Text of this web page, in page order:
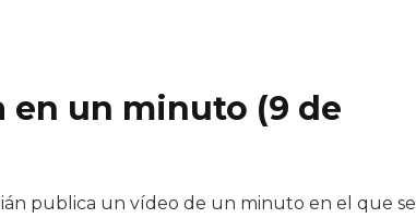
en un minuto (9 de
publica un vídeo de un minuto en el que se